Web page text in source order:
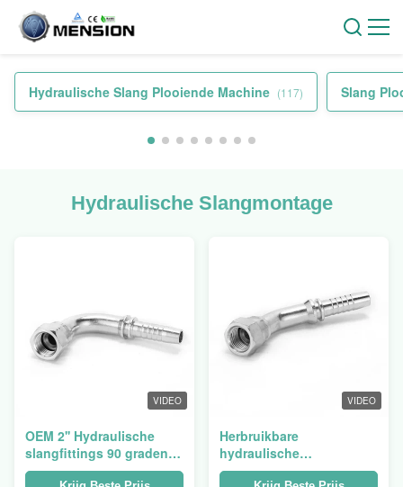
Hydraulische Slang Plooiende Machine (117) Slang
Hydraulische Slangmontage
VIDEO
OEM 2'' Hydraulische
slangfittings 90 graden
JIC Vrouwelijke 74 kegel
VIDEO
Herbruikbare
hydraulische
slangtoepassingen JIC